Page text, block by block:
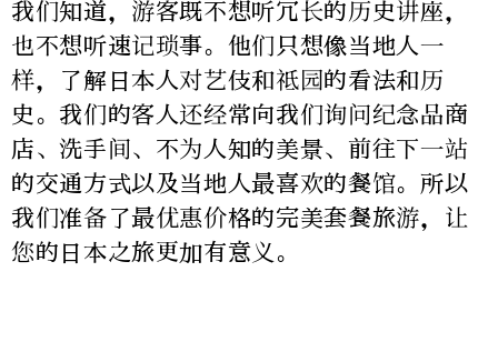
我们知道，游客既不想听冗长的历史讲座，
也不想听速记琐事。他们只想像当地人一
样，了解日本人对艺伎和祗园的看法和历
史。我们的客人还经常向我们询问纪念品商
店、洗手间、不为人知的美景、前往下一站
的交通方式以及当地人最喜欢的餐馆。所以
我们准备了最优惠价格的完美套餐旅游，让
您的日本之旅更加有意义。